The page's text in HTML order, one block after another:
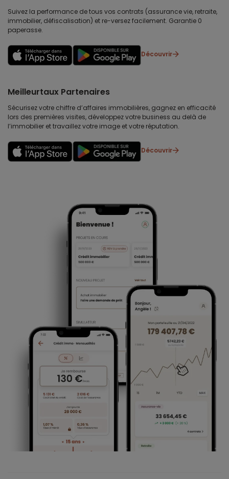
Suivez la performance de tous vos contrats (assurance vie, retraite,
immobilier, défiscalisation) et re-versez facilement. Garantie 0
paperasse.
Découvrir
Meilleurtaux Partenaires
Sécurisez votre chiffre d’affaires immobilières, gagnez en efficacité
lors des premières visites, développez votre business au delà de
l’immobilier et travaillez votre image et votre réputation.
Découvrir